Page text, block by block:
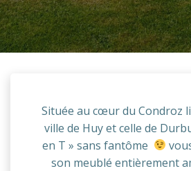
Située au cœur du Condroz
ville de Huy et celle de
en T » sans fantôme
son meublé entièrement